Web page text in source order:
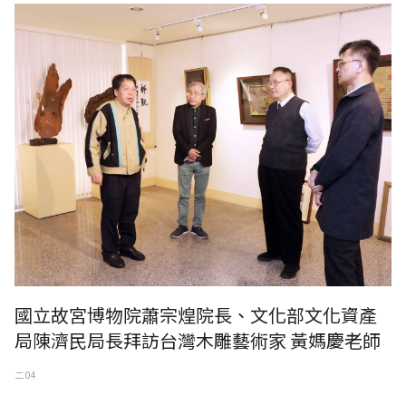
國立故宮博物院蕭宗煌院長、文化部文化資產局陳濟民局長拜訪台灣木雕
藝術家 黃媽慶老師
國立故宮博物院蕭宗煌院長、文化部文化資產
局陳濟民局長拜訪台灣木雕藝術家 黃媽慶老師
二 04